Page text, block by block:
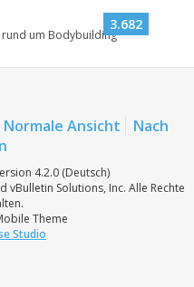
um Bodybuilding
3.682
Normale Ansicht
Nach
4.2.0 (Deutsch)
Solutions, Inc. Alle Rechte
Theme
Studio